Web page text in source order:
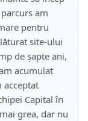
am
pentru
site-ului
de șapte ani,
acumulat
acceptat
Capital în
grea, dar nu